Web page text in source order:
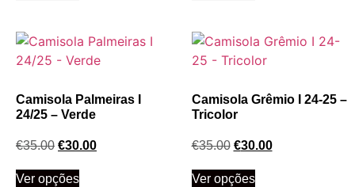
Camisola Palmeiras I
24/25 – Verde
€35.00 €30.00
Ver opções
Camisola Grêmio I 24-25 –
Tricolor
€35.00 €30.00
Ver opções